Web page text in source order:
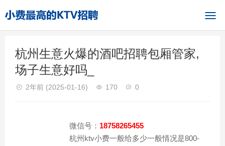
杭州生意火爆的酒吧招聘包厢管家,
场子生意好吗_
2年前 (2025-01-16) 170 0
微信号： 18758265455
杭州ktv小费一般给多少一般情况是800-